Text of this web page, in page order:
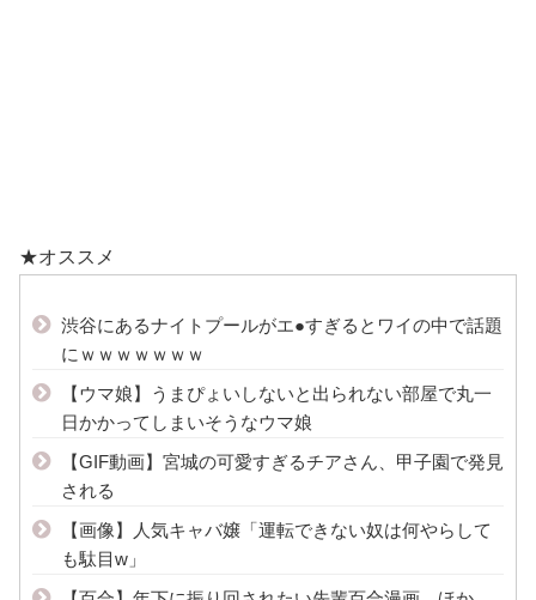
★オススメ
渋谷にあるナイトプールがエ●すぎるとワイの中で話題
にｗｗｗｗｗｗｗ
【ウマ娘】うまぴょいしないと出られない部屋で丸一
日かかってしまいそうなウマ娘
【GIF動画】宮城の可愛すぎるチアさん、甲子園で発見
される
【画像】人気キャバ嬢「運転できない奴は何やらして
も駄目w」